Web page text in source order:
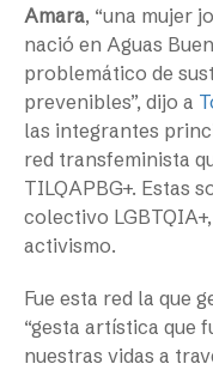
Amara, “una mujer
nació en Aguas
problemático de
prevenibles”, dijo a
las integrantes
red transfeminista
TILQAPBG+. Estas
colectivo
activismo.
Fue esta red la que
“gesta artística que
nuestras vidas a